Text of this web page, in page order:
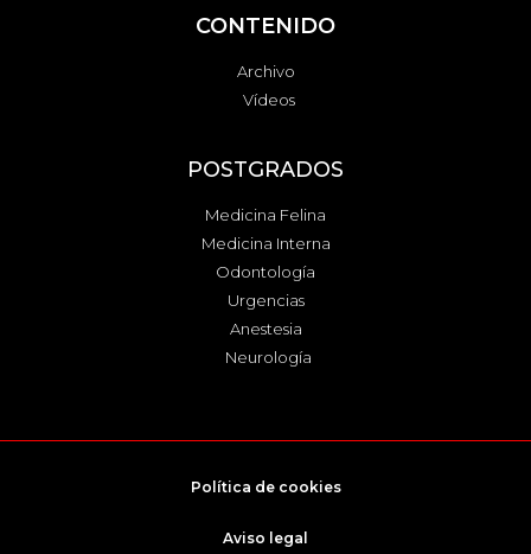
CONTENIDO
Archivo
Vídeos
POSTGRADOS
Medicina Felina
Medicina Interna
Odontología
Urgencias
Anestesia
Neurología
Política de cookies
Aviso legal